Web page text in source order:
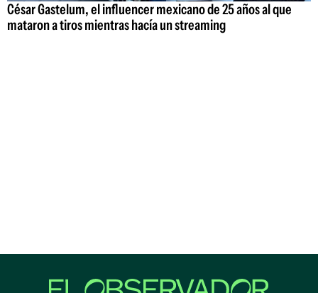
César Gastelum, el influencer mexicano de 25 años al que
mataron a tiros mientras hacía un streaming